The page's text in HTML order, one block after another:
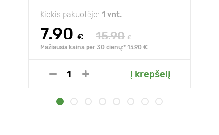
Kiekis pakuotėje: 1 vnt.
7.90 € 15.90 €
Mažiausia kaina per 30 dienų:* 15.90 €
Į krepšelį